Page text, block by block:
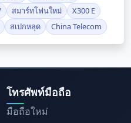
สมาร์ทโฟนใหม่
X300 E
สเปกหลุด China Telecom
โทรศัพท์มือถือ
มือถือใหม่